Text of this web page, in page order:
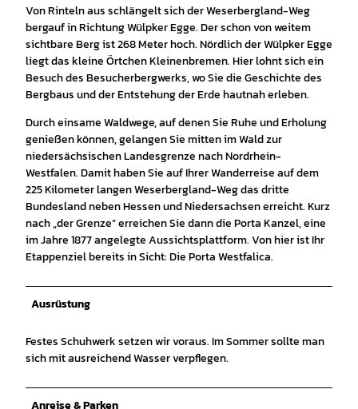
Von Rinteln aus schlängelt sich der Weserbergland-Weg
bergauf in Richtung Wülpker Egge. Der schon von weitem
sichtbare Berg ist 268 Meter hoch. Nördlich der Wülpker Egge
liegt das kleine Örtchen Kleinenbremen. Hier lohnt sich ein
Besuch des Besucherbergwerks, wo Sie die Geschichte des
Bergbaus und der Entstehung der Erde hautnah erleben.
Durch einsame Waldwege, auf denen Sie Ruhe und Erholung
genießen können, gelangen Sie mitten im Wald zur
niedersächsischen Landesgrenze nach Nordrhein-
Westfalen. Damit haben Sie auf Ihrer Wanderreise auf dem
225 Kilometer langen Weserbergland-Weg das dritte
Bundesland neben Hessen und Niedersachsen erreicht. Kurz
nach „der Grenze” erreichen Sie dann die Porta Kanzel, eine
im Jahre 1877 angelegte Aussichtsplattform. Von hier ist Ihr
Etappenziel bereits in Sicht: Die Porta Westfalica.
Ausrüstung
Festes Schuhwerk setzen wir voraus. Im Sommer sollte man
sich mit ausreichend Wasser verpflegen.
Anreise & Parken